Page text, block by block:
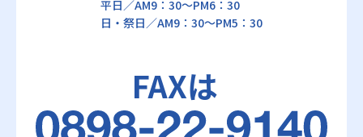
平日／AM9：30～PM6：30
日・祭日／AM9：30～PM5：30
FAXは